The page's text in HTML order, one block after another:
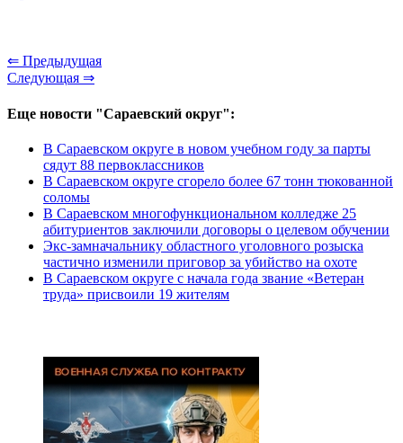
⇐ Предыдущая
Следующая ⇒
Еще новости "Сараевский округ":
В Сараевском округе в новом учебном году за парты
сядут 88 первоклассников
В Сараевском округе сгорело более 67 тонн тюкованной
соломы
В Сараевском многофункциональном колледже 25
абитуриентов заключили договоры о целевом обучении
Экс-замначальнику областного уголовного розыска
частично изменили приговор за убийство на охоте
В Сараевском округе с начала года звание «Ветеран
труда» присвоили 19 жителям